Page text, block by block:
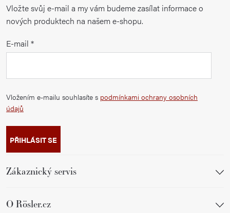
Vložte svůj e-mail a my vám budeme zasílat informace o
nových produktech na našem e-shopu.
E-mail
Vložením e-mailu souhlasíte s podmínkami ochrany osobních
údajů
PŘIHLÁSIT SE
Zákaznický servis
O Rösler.cz